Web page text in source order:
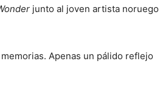
junto al joven artista noruego
Apenas un pálido reflejo